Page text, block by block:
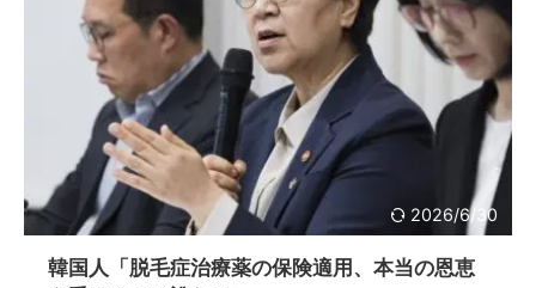
2026/6/30
韓国人「脱毛症治療薬の保険適用、本当の恩恵